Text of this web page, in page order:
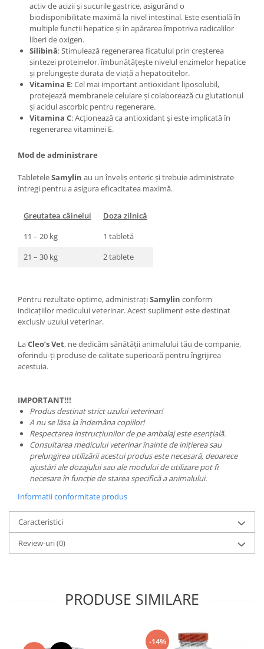
activ de acizii și sucurile gastrice, asigurând o
biodisponibilitate maximă la nivel intestinal. Este esențială în
multiple funcții hepatice și în apărarea împotriva radicalilor
liberi de oxigen.
Silibină: Stimulează regenerarea ficatului prin creșterea
sintezei proteinelor, îmbunătățește nivelul enzimelor hepatice
și prelungește durata de viață a hepatocitelor.
Vitamina E: Cel mai important antioxidant liposolubil,
protejează membranele celulare și colaborează cu glutationul
și acidul ascorbic pentru regenerare.
Vitamina C: Acționează ca antioxidant și este implicată în
regenerarea vitaminei E.
Mod de administrare
TableteleSamylin au un înveliș enteric și trebuie administrate
întregi pentru a asigura eficacitatea maximă.
Greutatea câinelui
Doza zilnică
11 – 20 kg
1 tabletă
21 – 30 kg
2 tablete
Pentru rezultate optime, administrațiSamylin conform
indicațiilor medicului veterinar. Acest supliment este destinat
exclusiv uzului veterinar.
LaCleo’s Vet, ne dedicăm sănătății animalului tău de companie,
oferindu-ți produse de calitate superioară pentru îngrijirea
acestuia.
IMPORTANT!!!
Produs destinat strict uzului veterinar!
A nu se lăsa la îndemâna copiilor!
Respectarea instrucțiunilor de pe ambalaj este esențială.
Consultarea medicului veterinar înainte de inițierea sau
prelungirea utilizării acestui produs este necesară, deoarece
ajustări ale dozajului sau ale modului de utilizare pot fi
necesare în funcție de starea specifică a animalului.
Informatii conformitate produs
Caracteristici
Review-uri(0)
PRODUSE SIMILARE
-14%